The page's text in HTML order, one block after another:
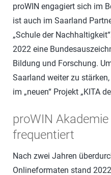
proWIN engagiert sich im
ist auch im Saarland
„Schule der
2022 eine
Bildung und Forschung.
Saarland weiter zu
im „neuen“ Projekt „KITA
proWIN
frequentiert
Nach zwei Jahren
Onlineformaten stand